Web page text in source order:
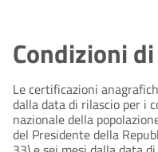
Condizioni
Le certificazioni
dalla data di rilascio per i
nazionale della
del Presidente della